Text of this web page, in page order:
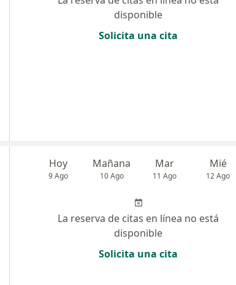
disponible
Solicita una cita
Hoy
9 Ago
Mañana
10 Ago
Mar
11 Ago
Mié
12 Ago
La reserva de citas en línea no está
disponible
Solicita una cita